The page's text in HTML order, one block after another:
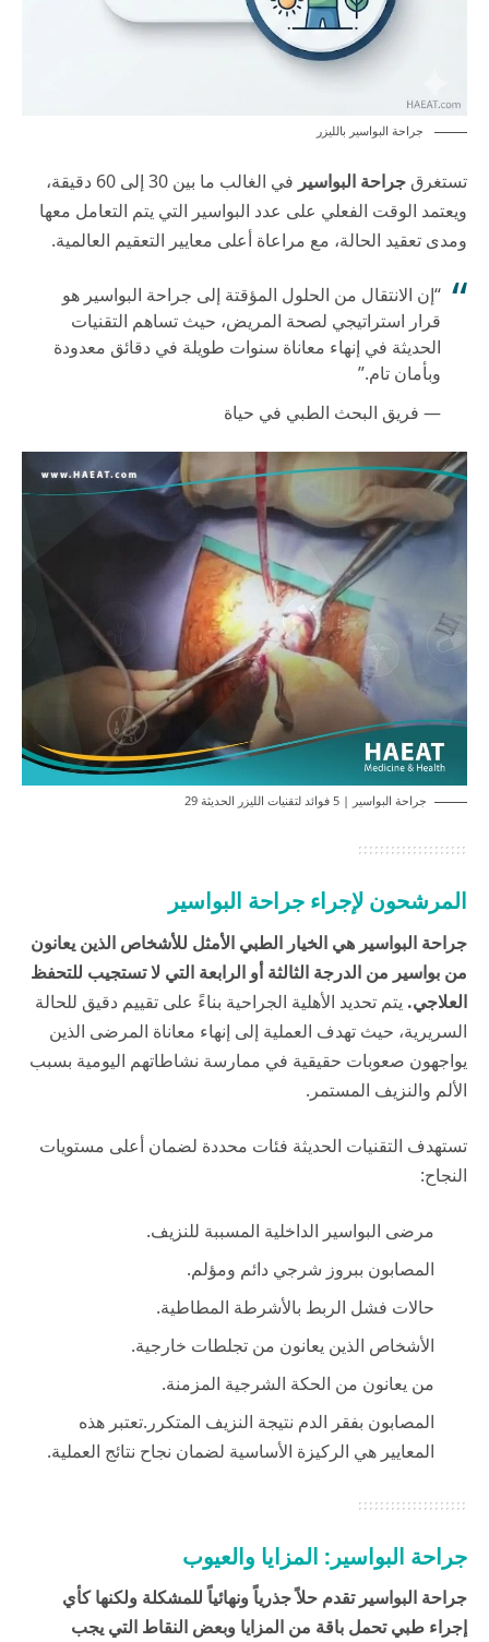
جراحة البواسير بالليزر
تستغرق جراحة البواسير
في الغالب ما بين 30 إلى 60 دقيقة،
ويعتمد الوقت الفعلي على عدد البواسير التي يتم التعامل معها
ومدى تعقيد الحالة، مع مراعاة أعلى معايير التعقيم العالمية.
“إن الانتقال من الحلول المؤقتة إلى جراحة البواسير هو
قرار استراتيجي لصحة المريض، حيث تساهم التقنيات
الحديثة في إنهاء معاناة سنوات طويلة في دقائق معدودة
وبأمان تام.”
— فريق البحث الطبي في حياة
جراحة البواسير | 5 فوائد لتقنيات الليزر الحديثة 29
المرشحون لإجراء جراحة البواسير
جراحة البواسير هي الخيار الطبي الأمثل للأشخاص الذين يعانون
من بواسير من الدرجة الثالثة أو الرابعة التي لا تستجيب للتحفظ
العلاجي. يتم تحديد الأهلية الجراحية بناءً على تقييم دقيق للحالة
السريرية، حيث تهدف العملية إلى إنهاء معاناة المرضى الذين
يواجهون صعوبات حقيقية في ممارسة نشاطاتهم اليومية بسبب
الألم والنزيف المستمر.
تستهدف التقنيات الحديثة فئات محددة لضمان أعلى مستويات
النجاح:
مرضى البواسير الداخلية المسببة للنزيف.
المصابون ببروز شرجي دائم ومؤلم.
حالات فشل الربط بالأشرطة المطاطية.
الأشخاص الذين يعانون من تجلطات خارجية.
من يعانون من الحكة الشرجية المزمنة.
المصابون بفقر الدم نتيجة النزيف المتكرر.تعتبر هذه
المعايير هي الركيزة الأساسية لضمان نجاح نتائج العملية.
جراحة البواسير: المزايا والعيوب
جراحة البواسير تقدم حلاً جذرياً ونهائياً للمشكلة ولكنها كأي
إجراء طبي تحمل باقة من المزايا وبعض النقاط التي يجب